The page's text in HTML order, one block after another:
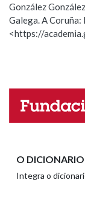
OUTRAS
Marcas
Pertence a
Propoño
Nome
González
Galega. A Coruña:
<https://
O
Integra o